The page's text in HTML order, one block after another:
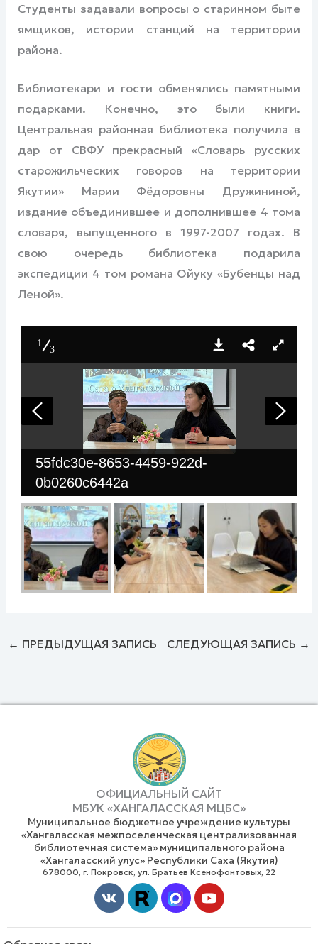
Студенты задавали вопросы о старинном быте
ямщиков, истории станций на территории
района.
Библиотекари и гости обменялись памятными
подарками. Конечно, это были книги.
Центральная районная библиотека получила в
дар от СВФУ прекрасный «Словарь русских
старожильческих говоров на территории
Якутии» Марии Фёдоровны Дружининой,
издание объединившее и дополнившее 4 тома
словаря, выпущенного в 1997-2007 годах. В
свою очередь библиотека подарила
экспедиции 4 том романа Ойуку «Бубенцы над
Леной».
1
3
55fdc30e-8653-4459-922d-
0b0260c6442a
← ПРЕДЫДУЩАЯ ЗАПИСЬ СЛЕДУЮЩАЯ ЗАПИСЬ →
ОФИЦИАЛЬНЫЙ САЙТ
МБУК «ХАНГАЛАССКАЯ МЦБС»
Муниципальное бюджетное учреждение культуры
«Хангаласская межпоселенческая централизованная
библиотечная система» муниципального района
«Хангаласский улус» Республики Саха (Якутия)
678000, г. Покровск, ул. Братьев Ксенофонтовых, 22
Vk Youtube